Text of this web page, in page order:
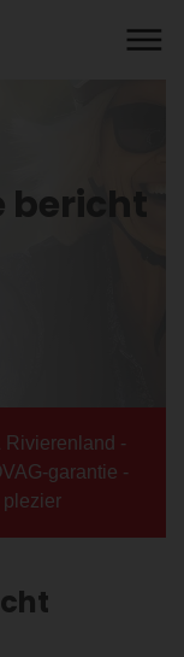
bericht
Rivierenland -
garantie -